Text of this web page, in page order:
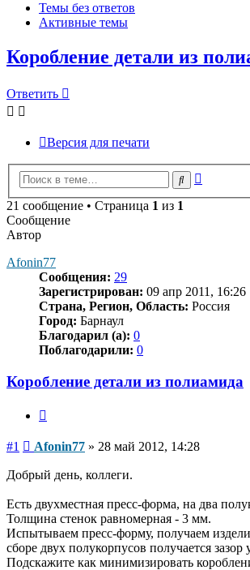
Темы без ответов
Активные темы
Коробление детали из
Ответить
Версия для печати
Поиск
21 сообщение • Страница 1 из 1
Сообщение
Автор
Afonin77
Сообщения: 29
Зарегистрирован: 09 апр 2011, 16:26
Страна, Регион, Область: Россия
Город: Барнаул
Благодарил (а): 0
Поблагодарили: 0
Коробление детали из полиамида
#1 Сообщение
Afonin77 » 28 май 2012, 14:28
Добрый день, коллеги.
Есть двухместная пресс-форма, на два
Толщина стенок равномерная - 3 мм.
Испытываем пресс-форму, получаем
сборе двух полукорпусов получается
Подскажите как минимизировать